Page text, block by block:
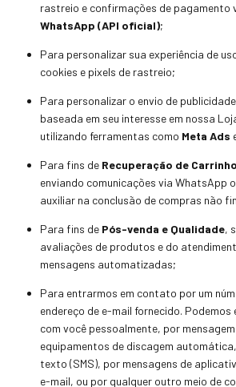
rastreio e confirmações de pagamento
WhatsApp (API oficial);
Para personalizar sua experiência de
cookies e pixels de rastreio;
Para personalizar o envio de
baseada em seu interesse em nossa
utilizando ferramentas como Meta Ads
Para fins de Recuperação de
enviando comunicações via WhatsApp
auxiliar na conclusão de compras não
Para fins de Pós-venda e Qualidade,
avaliações de produtos e do
mensagens automatizadas;
Para entrarmos em contato por um
endereço de e-mail fornecido. Podemos
com você pessoalmente, por
equipamentos de discagem
texto (SMS), por mensagens de
e-mail, ou por qualquer outro meio de